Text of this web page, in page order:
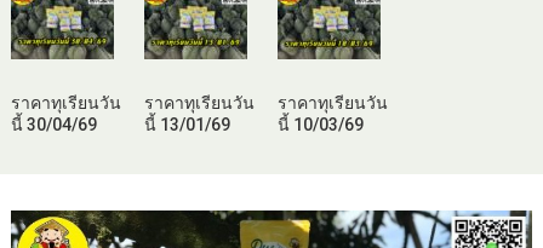
ราคาทุเรียนวัน
นี้ 30/04/69
ราคาทุเรียนวัน
นี้ 13/01/69
ราคาทุเรียนวัน
นี้ 10/03/69